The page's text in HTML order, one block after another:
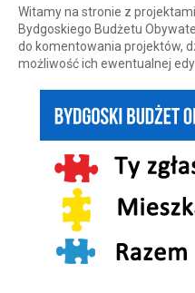
Witamy na stronie z
Bydgoskiego Budżetu
do komentowania projektów,
możliwość ich ewentualnej